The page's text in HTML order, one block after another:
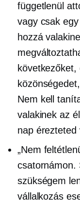
függetlenül
vagy csak
hozzá
Nem kell
valakinek az
nap érezteted
„Nem
csatornámon.
szükségem
vállalkozás